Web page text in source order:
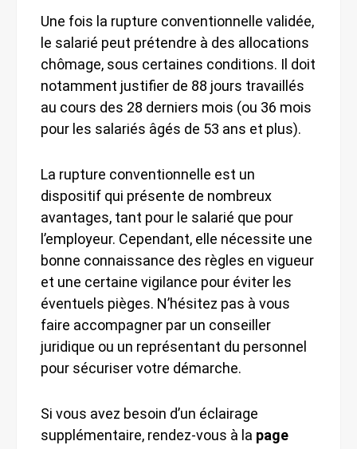
Une fois la rupture conventionnelle validée,
le salarié peut prétendre à des allocations
chômage, sous certaines conditions. Il doit
notamment justifier de 88 jours travaillés
au cours des 28 derniers mois (ou 36 mois
pour les salariés âgés de 53 ans et plus).
La rupture conventionnelle est un
dispositif qui présente de nombreux
avantages, tant pour le salarié que pour
l’employeur. Cependant, elle nécessite une
bonne connaissance des règles en vigueur
et une certaine vigilance pour éviter les
éventuels pièges. N’hésitez pas à vous
faire accompagner par un conseiller
juridique ou un représentant du personnel
pour sécuriser votre démarche.
Si vous avez besoin d’un éclairage
supplémentaire, rendez-vous à la page